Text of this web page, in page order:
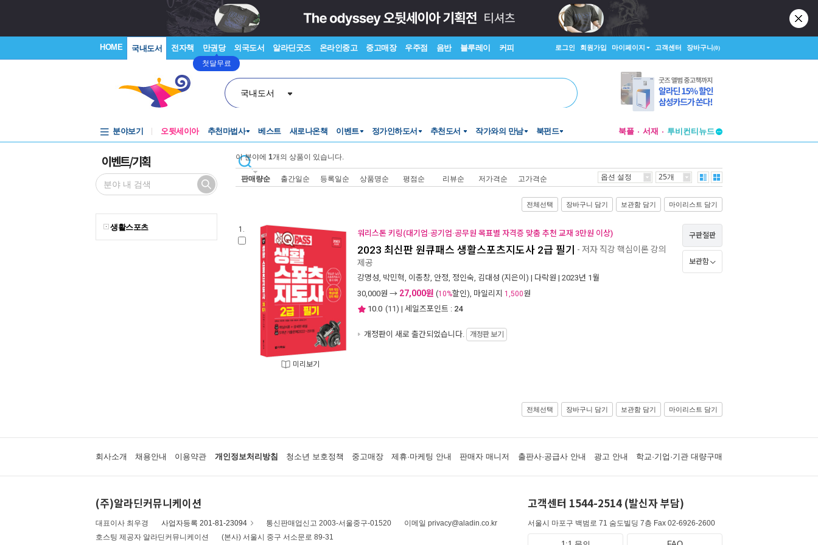
HOME 국내도서 전자책 만권당
첫달무료
외국도서 알라딘굿즈 온라인중고 중고매장 우주점 음반 블루레이 커피 로그인 회원가입 마이페이지 고객센터 장바구니(0)
국내도서
분야보기 오뒷세이아 추천마법사 베스트 새로나온책 이벤트 정가인하도서 추천도서 작가와의 만남 북펀드 북플 서재
투비컨티뉴드
이벤트/기획
생활스포츠
이 분야에 1개의 상품이 있습니다.
판매량순 출간일순 등록일순 상품명순 평점순 리뷰순 저가격순 고가격순 옵션 설정 25개
전체선택 장바구니 담기 보관함 담기 마이리스트 담기
1.
미리보기
워리스톤 키링(대기업·공기업·공무원 목표별 자격증 맞춤 추천 교재 3만원 이상)
2023 최신판 원큐패스 생활스포츠지도사 2급 필기 - 저자 직강 핵심이론 강의
제공
강명성, 박민혁, 이종창, 안정, 정인숙, 김대성 (지은이) | 다락원 | 2023년 1월
30,000원 → 27,000원 (10%할인), 마일리지 1,500원
10.0 (11) | 세일즈포인트 : 24
개정판이 새로 출간되었습니다. 개정판 보기
구판절판
보관함
전체선택 장바구니 담기 보관함 담기 마이리스트 담기
회사소개 채용안내 이용약관 개인정보처리방침 청소년 보호정책 중고매장 제휴·마케팅 안내 판매자 매니저 출판사·공급사 안내 광고 안내 학교·기업·기관 대량구매
(주)알라딘커뮤니케이션
대표이사 최우경 사업자등록 201-81-23094 통신판매업신고 2003-서울중구-01520
이메일 privacy@aladin.co.kr
호스팅 제공자 알라딘커뮤니케이션
(본사) 서울시 중구 서소문로 89-31
고객센터 1544-2514 (발신자 부담)
서울시 마포구 백범로 71 숨도빌딩 7층 Fax 02-6926-2600